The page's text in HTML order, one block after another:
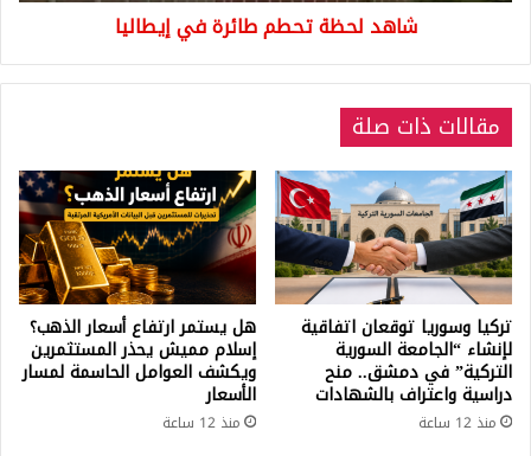
شاهد لحظة تحطم طائرة في إيطاليا
مقالات ذات صلة
تركيا وسوريا توقعان اتفاقية
لإنشاء “الجامعة السورية
التركية” في دمشق.. منح
دراسية واعتراف بالشهادات
منذ 12 ساعة
هل يستمر ارتفاع أسعار الذهب؟
إسلام مميش يحذر المستثمرين
ويكشف العوامل الحاسمة لمسار
الأسعار
منذ 12 ساعة